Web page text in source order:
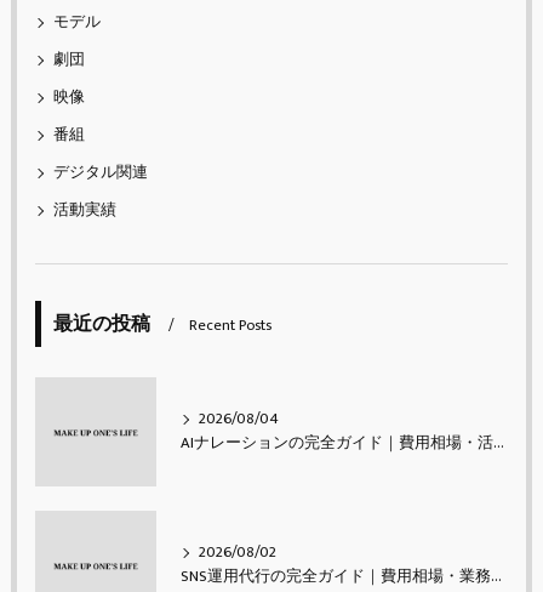
モデル
劇団
映像
番組
デジタル関連
活動実績
最近の投稿 Recent Posts
2026/08/04
AIナレーションの完全ガイド｜費用相場・活用シーン・メリットと注意点・使い方【2026年最新】
2026/08/02
SNS運用代行の完全ガイド｜費用相場・業務内容・会社の選び方【2026年最新】